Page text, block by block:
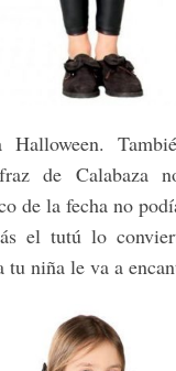
Halloween.
de Calabaza
de la fecha no
el tutú lo
tu niña le va a